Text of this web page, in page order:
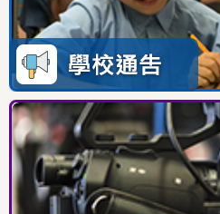
第28屆「常識百搭」小學STEAM探
02/07/2026
「尋根覓食」：「尋根 ·傳情」展覽
30/06/2026
天主教香港教區聯校聖經網上問答活